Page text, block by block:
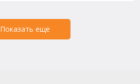
Показать еще